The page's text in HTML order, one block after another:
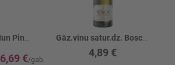
6,69 € 4,89 €